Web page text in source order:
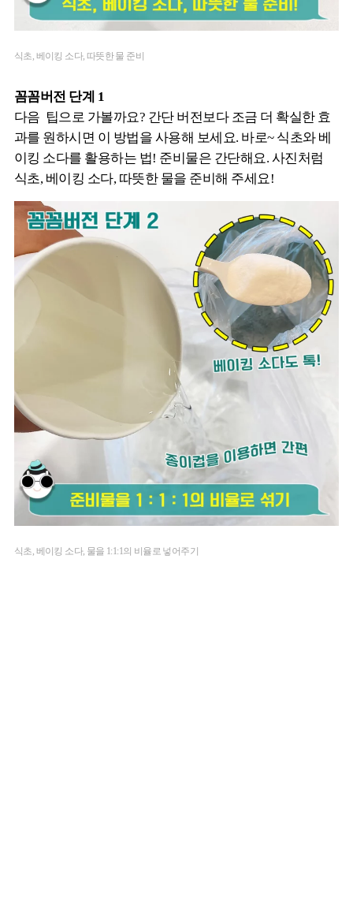
식초, 베이킹 소다, 따뜻한 물 준비
꼼꼼버전 단계 1
다음 팁으로 가볼까요? 간단 버전보다 조금 더 확실한 효
과를 원하시면 이 방법을 사용해 보세요. 바로~ 식초와 베
이킹 소다를 활용하는 법! 준비물은 간단해요. 사진처럼
식초, 베이킹 소다, 따뜻한 물을 준비해 주세요!
식초, 베이킹 소다, 물을 1:1:1의 비율로 넣어주기